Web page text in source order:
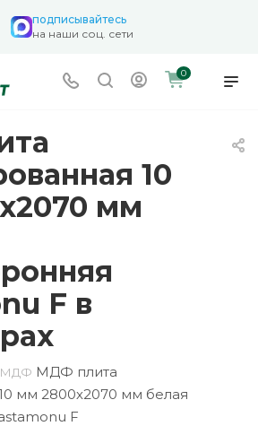
подписывайтесь
на наши соц. сети
0
10
мм
F в
МДФ МДФ плита
мм 2800х2070 мм белая
F